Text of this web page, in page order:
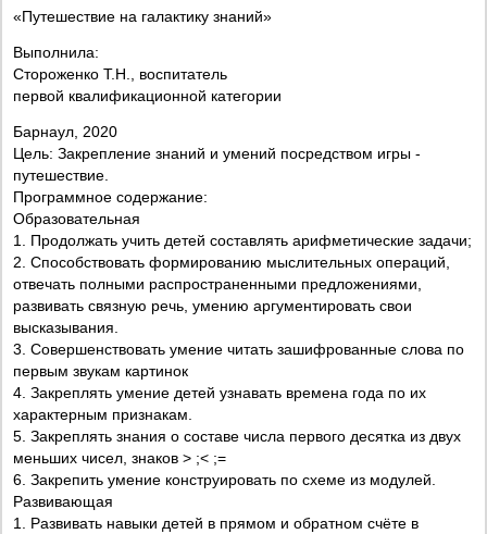
«Путешествие на галактику знаний»
Выполнила:
Стороженко Т.Н., воспитатель
первой квалификационной категории
Барнаул, 2020
Цель: Закрепление знаний и умений посредством игры -
путешествие.
Программное содержание:
Образовательная
1. Продолжать учить детей составлять арифметические задачи;
2. Способствовать формированию мыслительных операций,
отвечать полными распространенными предложениями,
развивать связную речь, умению аргументировать свои
высказывания.
3. Совершенствовать умение читать зашифрованные слова по
первым звукам картинок
4. Закреплять умение детей узнавать времена года по их
характерным признакам.
5. Закреплять знания о составе числа первого десятка из двух
меньших чисел, знаков > ;< ;=
6. Закрепить умение конструировать по схеме из модулей.
Развивающая
1. Развивать навыки детей в прямом и обратном счёте в